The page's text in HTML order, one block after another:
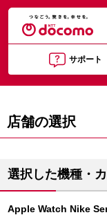
サポート
店舗の選択
選択した機種・
Apple Watch Nike